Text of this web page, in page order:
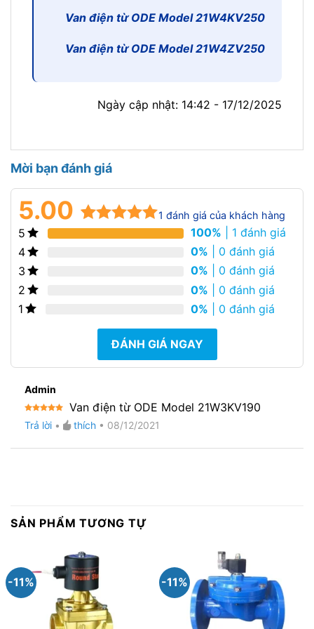
Van điện từ ODE Model 21W4KV250
Van điện từ ODE Model 21W4ZV250
Ngày cập nhật: 14:42 - 17/12/2025
Mời bạn đánh giá
5.00 1 đánh giá của khách hàng
5 100% | 1 đánh giá
4
0% | 0 đánh giá
3
0% | 0 đánh giá
2
0% | 0 đánh giá
1
0% | 0 đánh giá
ĐÁNH GIÁ NGAY
Admin
Được xếp
hạng55
Van điện từ ODE Model 21W3KV190
Trả lời • thích • 08/12/2021
SẢN PHẨM TƯƠNG TỰ
-11% -11%